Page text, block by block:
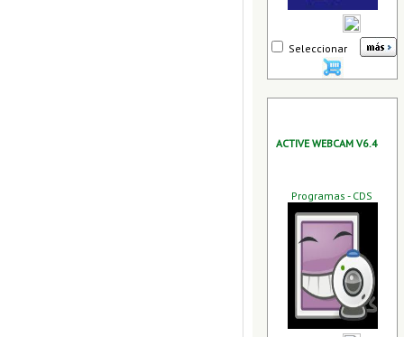
Seleccionar
ACTIVE WEBCAM V6.4
Programas - CDS